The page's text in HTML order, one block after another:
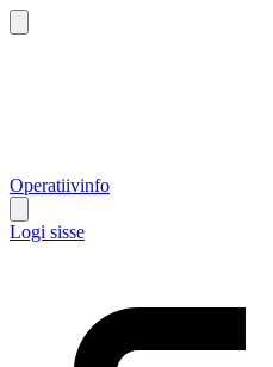
Operatiivinfo
Logi sisse